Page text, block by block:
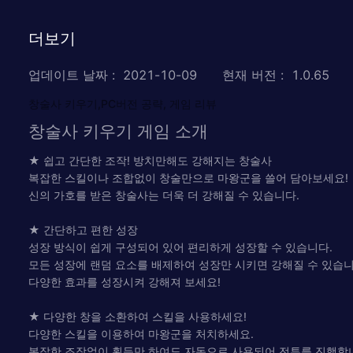
더보기
업데이트 날짜 : 2021-10-09 현재 버전 : 1.0.65
창술사 키우기,PC버전 공략, 게임 리뷰
창술사 키우기 게임 소개
★ 쉽고 간단한 조작! 방치만해도 강해지는 창술사
복잡한 스킬이나 조합없이 창술만으로 마왕군을 쓸어 담아보세요!
신의 가호를 받은 창술사는 더욱 더 강해질 수 있습니다.
★ 간단하고 편한 성장
성장 방식이 쉽게 구성되어 있어 편리하게 성장할 수 있습니다.
모든 성장에 랜덤 요소를 배제하여 성장만 시키면 강해질 수 있습
다양한 효과를 성장시켜 강해져 보세요!
★ 다양한 창을 소환하여 스킬을 사용하세요!
다양한 스킬을 이용하여 마왕군을 처치하세요.